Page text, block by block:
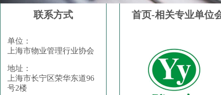
联系方式
单位：
上海市物业管理行业协会
地址：
上海市长宁区荣华东道96
号2楼
首页-相关专业单位